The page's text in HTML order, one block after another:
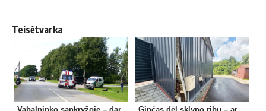
Teisėtvarka